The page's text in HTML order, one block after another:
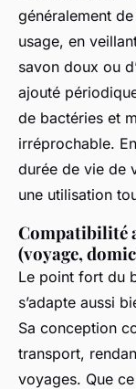
généralement
usage, en
savon doux ou
ajouté
de bactéries et
irréprochable.
durée de vie de
une utilisation
Compatibilité
(voyage,
Le point fort du
s’adapte aussi
Sa conception
transport,
voyages. Que